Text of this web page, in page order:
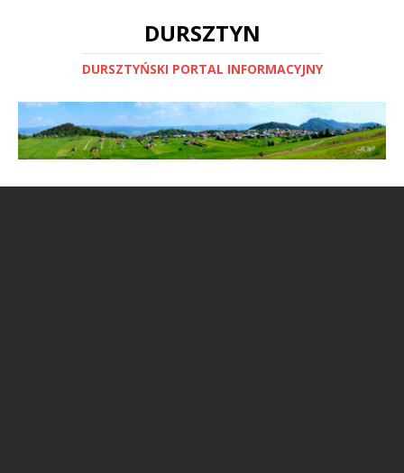
DURSZTYN
DURSZTYŃSKI PORTAL INFORMACYJNY